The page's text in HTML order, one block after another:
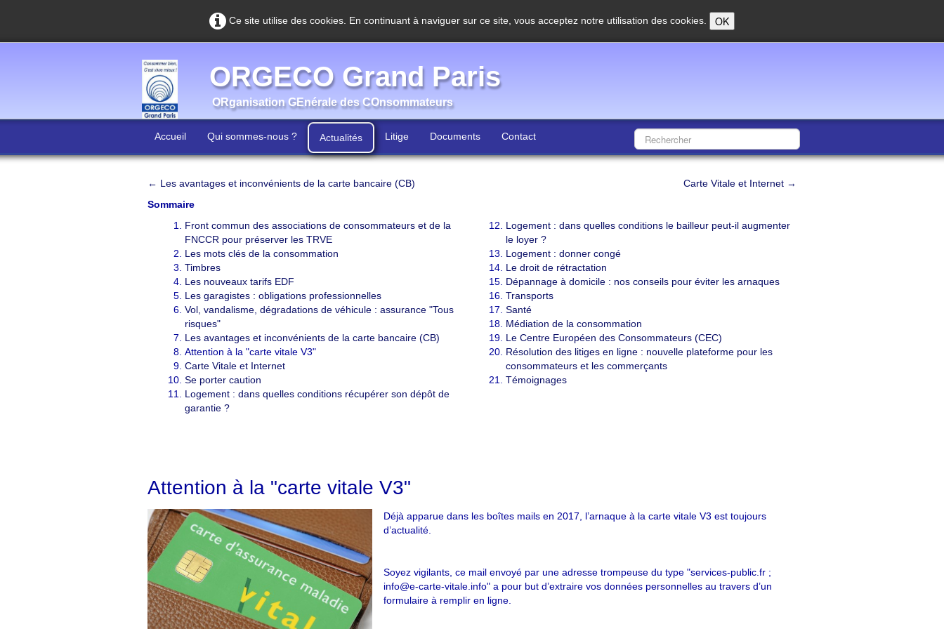
Ce site utilise des cookies. En continuant à naviguer sur ce site, vous acceptez notre utilisation des cookies. OK
ORGECO Grand Paris
ORganisation GEnérale des COnsommateurs
Accueil Qui sommes-nous ? Actualités Litige Documents Contact
← Les avantages et inconvénients de la carte bancaire (CB)
Carte Vitale et Internet →
Sommaire
Front commun des associations de consommateurs et de la
FNCCR pour préserver les TRVE
Les mots clés de la consommation
Timbres
Les nouveaux tarifs EDF
Les garagistes : obligations professionnelles
Vol, vandalisme, dégradations de véhicule : assurance "Tous
risques"
Les avantages et inconvénients de la carte bancaire (CB)
Attention à la "carte vitale V3"
Carte Vitale et Internet
Se porter caution
Logement : dans quelles conditions récupérer son dépôt de
garantie ?
Logement : dans quelles conditions le bailleur peut-il augmenter
le loyer ?
Logement : donner congé
Le droit de rétractation
Dépannage à domicile : nos conseils pour éviter les arnaques
Transports
Santé
Médiation de la consommation
Le Centre Européen des Consommateurs (CEC)
Résolution des litiges en ligne : nouvelle plateforme pour les
consommateurs et les commerçants
Témoignages
Attention à la "carte vitale V3"
Déjà apparue dans les boîtes mails en 2017, l’arnaque à la carte vitale V3 est toujours
d’actualité.
Soyez vigilants, ce mail envoyé par une adresse trompeuse du type "services-public.fr ;
info@e-carte-vitale.info" a pour but d’extraire vos données personnelles au travers d’un
formulaire à remplir en ligne.